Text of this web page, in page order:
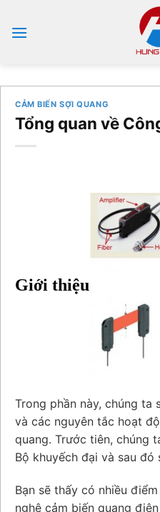
qua
CẢM BIẾN SỢI QUANG
Tổng quan về
Giới thiệu
Trong phần này, chúng ta
và các nguyên tắc hoạt
quang. Trước tiên, chúng
Bộ khuyếch đại và sau đó
Bạn sẽ thấy có nhiều
nghệ cảm biến quang